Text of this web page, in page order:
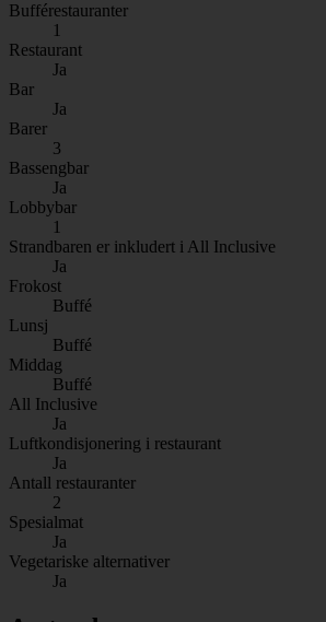
Bufférestauranter
1
Restaurant
Ja
Bar
Ja
Barer
3
Bassengbar
Ja
Lobbybar
1
Strandbaren er inkludert i All Inclusive
Ja
Frokost
Buffé
Lunsj
Buffé
Middag
Buffé
All Inclusive
Ja
Luftkondisjonering i restaurant
Ja
Antall restauranter
2
Spesialmat
Ja
Vegetariske alternativer
Ja